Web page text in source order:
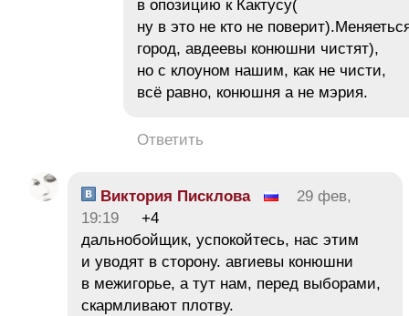
в опозицию к Кактусу(
ну в это не кто не
город, авдеевы конюшни чистят),
но с клоуном нашим, как не чисти,
всё равно, конюшня а не мэрия.
Ответить
Виктория Писклова
29 фев,
19:19
+4
дальнобойщик, успокойтесь, нас этим
и уводят в сторону. авгиевы конюшни
в межигорье, а тут нам, перед выборами,
скармливают плотву.